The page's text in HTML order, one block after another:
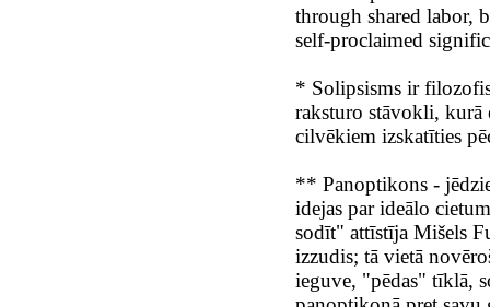
through shared labor,
self-proclaimed
* Solipsisms ir
raksturo stāvokli, kurā
cilvēkiem izskatīties
** Panoptikons -
idejas par ideālo
sodīt" attīstīja Mišels
izzudis; tā vietā
ieguve, "pēdas" tīklā,